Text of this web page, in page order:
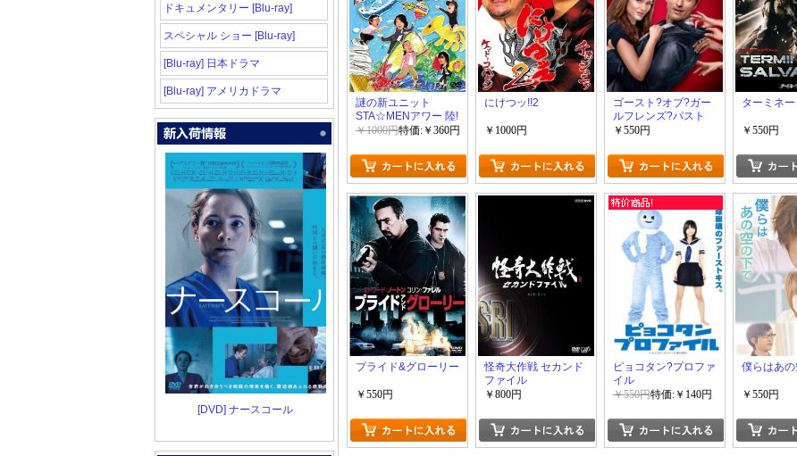
ドキュメンタリー [Blu-ray]
スペシャル ショー [Blu-ray]
[Blu-ray] 日本ドラマ
[Blu-ray] アメリカドラマ
[DVD] ナースコール
謎の新ユニット
STA☆MENアワー 陸!
海!空! ぼくらのなつや
￥1000円特価:￥360円
にけつッ!!2
￥1000円
ゴースト?オブ?ガー
ルフレンズ?パスト
￥550円
ターミネ
￥550円
プライド&グローリー
￥550円
怪奇大作戦 セカンド
ファイル
￥800円
ピョコタン?プロファ
イル
￥550円特価:￥140円
僕らはあ
￥550円